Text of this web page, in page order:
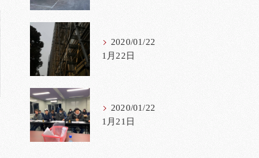
2020/01/22
1月22日
2020/01/22
1月21日